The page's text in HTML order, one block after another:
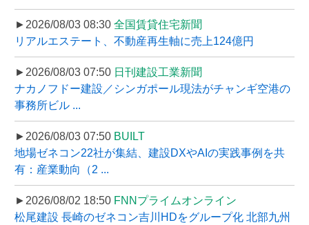
►2026/08/03 08:30 全国賃貸住宅新聞
リアルエステート、不動産再生軸に売上124億円
►2026/08/03 07:50 日刊建設工業新聞
ナカノフドー建設／シンガポール現法がチャンギ空港の
事務所ビル ...
►2026/08/03 07:50 BUILT
地場ゼネコン22社が集結、建設DXやAIの実践事例を共
有：産業動向（2 ...
►2026/08/02 18:50 FNNプライムオンライン
松尾建設 長崎のゼネコン吉川HDをグループ化 北部九州